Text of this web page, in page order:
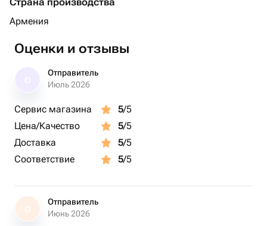
Армения
Оценки и отзывы
Отправитель
Июль 2026
Сервис магазина 5/5
Цена/Качество
5/5
Доставка
5/5
Соответствие
5/5
О
Отправитель
Июнь 2026